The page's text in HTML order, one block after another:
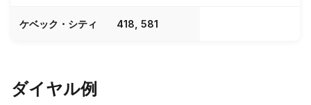
ケベック・シティ 418, 581
ダイヤル例